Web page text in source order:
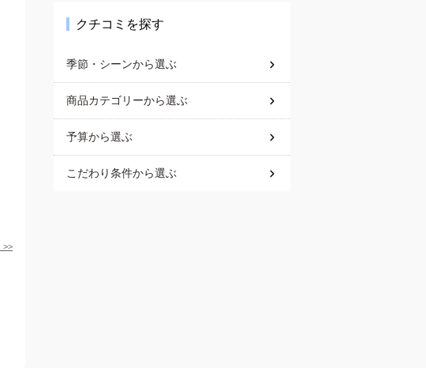
>>
クチコミを探す
季節・シーンから選ぶ
商品カテゴリーから選ぶ
予算から選ぶ
こだわり条件から選ぶ